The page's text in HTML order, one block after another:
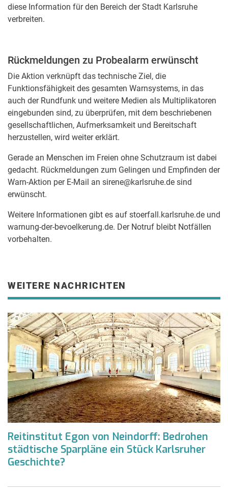
diese Information für den Bereich der Stadt Karlsruhe
verbreiten.
Rückmeldungen zu Probealarm erwünscht
Die Aktion verknüpft das technische Ziel, die
Funktionsfähigkeit des gesamten Warnsystems, in das
auch der Rundfunk und weitere Medien als Multiplikatoren
eingebunden sind, zu überprüfen, mit dem beschriebenen
gesellschaftlichen, Aufmerksamkeit und Bereitschaft
herzustellen, wird weiter erklärt.
Gerade an Menschen im Freien ohne Schutzraum ist dabei
gedacht. Rückmeldungen zum Gelingen und Empfinden der
Warn-Aktion per E-Mail an sirene@karlsruhe.de sind
erwünscht.
Weitere Informationen gibt es auf stoerfall.karlsruhe.de und
warnung-der-bevoelkerung.de. Der Notruf bleibt Notfällen
vorbehalten.
WEITERE NACHRICHTEN
Reitinstitut Egon von Neindorff: Bedrohen
städtische Sparpläne ein Stück Karlsruher
Geschichte?